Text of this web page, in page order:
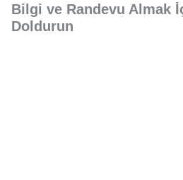
Bilgi ve Randevu Almak
Doldurun